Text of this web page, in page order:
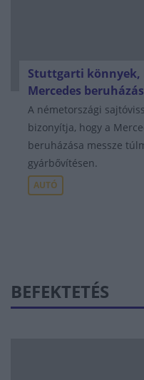
Stuttgarti könnyek,
Mercedes
A németországi
bizonyítja, hogy a
beruházása messze
gyárbővítésen.
AUTÓ
BEFEKTETÉS